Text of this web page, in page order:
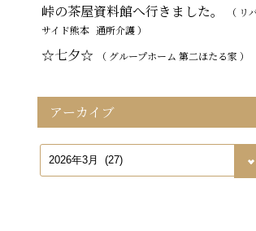
峠の茶屋資料館へ行きました。
（ リ
サイド熊本 通所介護）
☆七夕☆ （ グループホーム 第二ほたる家 ）
アーカイブ